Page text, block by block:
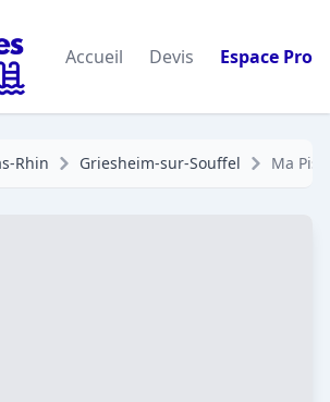
Accueil Devis Espace Pro
Rhin Griesheim-sur-Souffel Ma